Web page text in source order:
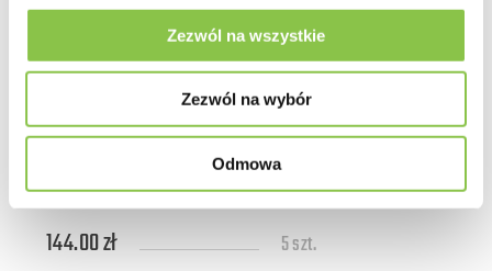
Zezwól na wszystkie
Zezwól na wybór
Odmowa
90.00 zł 3 szt.
144.00 zł 5 szt.